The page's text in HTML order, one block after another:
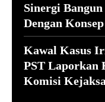
Sinergi
Dengan
Kawal Kasus
PST Laporkan
Komisi